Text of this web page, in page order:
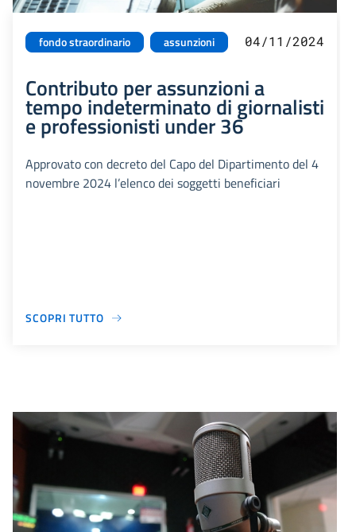
fondo straordinario assunzioni 04/11/2024
Contributo per assunzioni a
tempo indeterminato di giornalisti
e professionisti under 36
Approvato con decreto del Capo del Dipartimento del 4
novembre 2024 l’elenco dei soggetti beneficiari
SCOPRI TUTTO